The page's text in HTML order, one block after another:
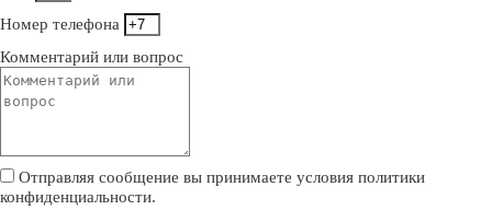
Номер телефона
Комментарий или вопрос
Отправляя сообщение вы принимаете условия политики
конфиденциальности.